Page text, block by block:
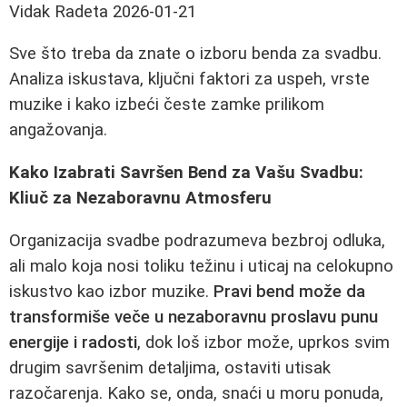
Vidak Radeta 2026-01-21
Sve što treba da znate o izboru benda za svadbu.
Analiza iskustava, ključni faktori za uspeh, vrste
muzike i kako izbeći česte zamke prilikom
angažovanja.
Kako Izabrati Savršen Bend za Vašu Svadbu:
Kliuč za Nezaboravnu Atmosferu
Organizacija svadbe podrazumeva bezbroj odluka,
ali malo koja nosi toliku težinu i uticaj na celokupno
iskustvo kao izbor muzike. Pravi bend može da
transformiše veče u nezaboravnu proslavu punu
energije i radosti, dok loš izbor može, uprkos svim
drugim savršenim detaljima, ostaviti utisak
razočarenja. Kako se, onda, snaći u moru ponuda,